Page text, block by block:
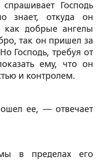
Господь
знает, откуда он
добрые ангелы
так он пришел за
Господь, требуя от
ему, что он
и контролем.
ее, — отвечает
в пределах его